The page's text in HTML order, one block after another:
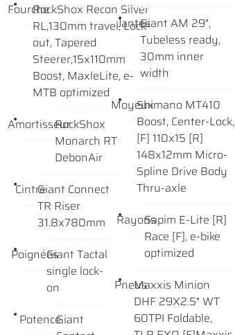
FourcheRockShox Recon Silver
RL,130mm travel, Lock-
out, Tapered
Steerer,15x110mm
Boost, MaxleLite, e-
MTB optimized
AmortisseurRockShox
Monarch RT
DebonAir
CintreGiant Connect
TR Riser
31.8x780mm
PoignéesGiant Tactal
single lock-
on
PotenceGiant
JantesGiant AM 29",
Tubeless ready,
30mm inner
width
MoyeuxShimano MT410
Boost, Center-Lock,
[F] 110x15 [R]
148x12mm Micro-
Spline Drive Body
Thru-axle
RayonsSapim E-Lite [R]
Race [F], e-bike
optimized
PneusMaxxis Minion
DHF 29X2.5" WT
60TPI Foldable,